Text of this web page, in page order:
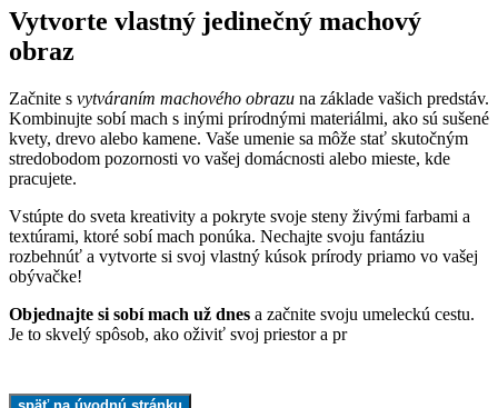
Vytvorte vlastný jedinečný machový
obraz
Začnite s vytváraním machového obrazu na základe vašich predstáv.
Kombinujte sobí mach s inými prírodnými materiálmi, ako sú sušené
kvety, drevo alebo kamene. Vaše umenie sa môže stať skutočným
stredobodom pozornosti vo vašej domácnosti alebo mieste, kde
pracujete.
Vstúpte do sveta kreativity a pokryte svoje steny živými farbami a
textúrami, ktoré sobí mach ponúka. Nechajte svoju fantáziu
rozbehnúť a vytvorte si svoj vlastný kúsok prírody priamo vo vašej
obývačke!
Objednajte si sobí mach už dnes a začnite svoju umeleckú cestu.
Je to skvelý spôsob, ako oživiť svoj priestor a pr